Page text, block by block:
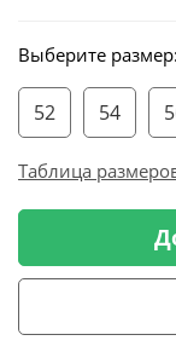
Выберите размер:
52 54
Таблица